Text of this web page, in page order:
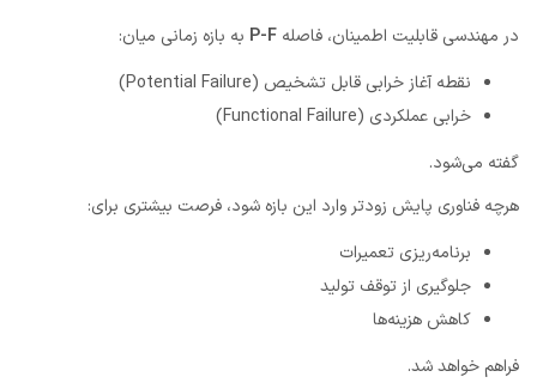
در مهندسی قابلیت اطمینان، فاصله P-F به بازه زمانی میان:
نقطه آغاز خرابی قابل تشخیص (Potential Failure)
خرابی عملکردی (Functional Failure)
گفته می‌شود.
هرچه فناوری پایش زودتر وارد این بازه شود، فرصت بیشتری برای:
برنامه‌ریزی تعمیرات
جلوگیری از توقف تولید
کاهش هزینه‌ها
فراهم خواهد شد.